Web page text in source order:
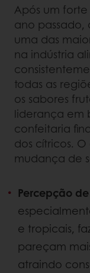
Após um
ano passado,
uma das
na indústria
todas as
os sabores
liderança em
confeitaria
dos cítricos.
mudança de
Percepção
e tropicais,
pareçam
atraindo